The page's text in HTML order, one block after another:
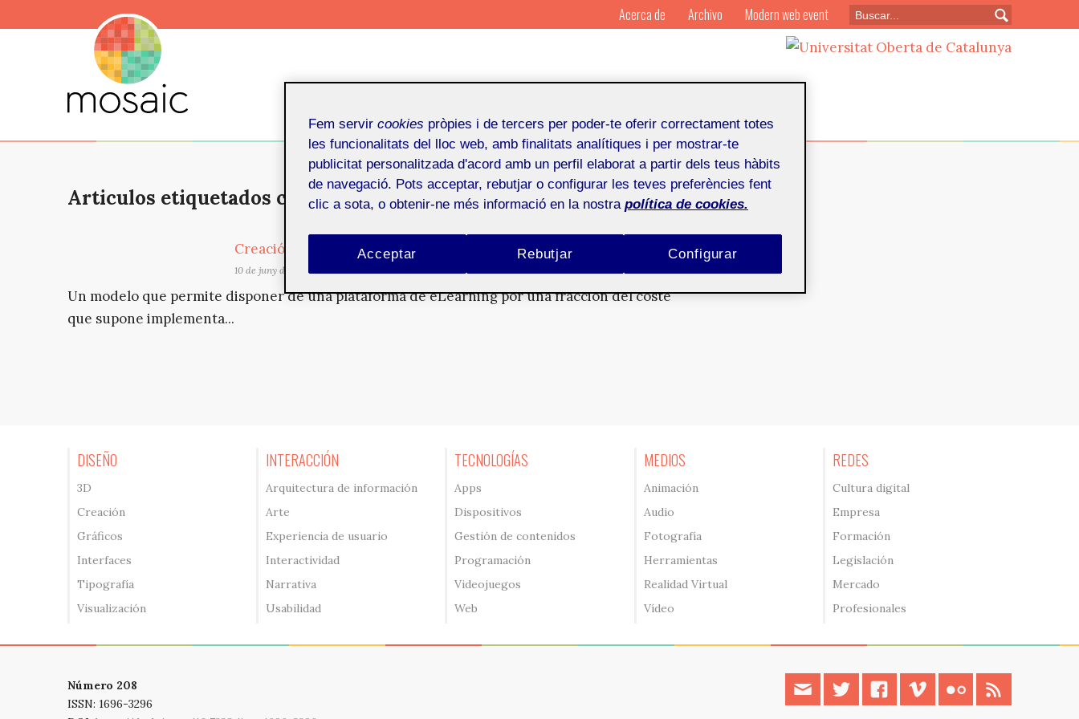
Articulos etiquetados con: sistema de gestión de aprendizaje
Creación de un LMS SaaS basado en Moodle
10 de juny de 2020
Un modelo que permite disponer de una plataforma de eLearning por una fracción del coste
que supone implementa...
DISEÑO
3D
Creación
Gráficos
Interfaces
Tipografía
Visualización
INTERACCIÓN
Arquitectura de información
Arte
Experiencia de usuario
Interactividad
Narrativa
Usabilidad
TECNOLOGÍAS
Apps
Dispositivos
Gestión de contenidos
Programación
Videojuegos
Web
MEDIOS
Animación
Audio
Fotografía
Herramientas
Realidad Virtual
Vídeo
REDES
Cultura digital
Empresa
Formación
Legislación
Mercado
Profesionales
Acerca de Archivo Modern web event
Número 208
ISSN: 1696-3296
contacto twitter facebook vimeo flickr
Fem servir cookies pròpies i de tercers per poder-te oferir correctament totes
les funcionalitats del lloc web, amb finalitats analítiques i per mostrar-te
publicitat personalitzada d'acord amb un perfil elaborat a partir dels teus hàbits
de navegació. Pots acceptar, rebutjar o configurar les teves preferències fent
clic a sota, o obtenir-ne més informació en la nostra política de cookies.
Rebutjar
Acceptar Configurar